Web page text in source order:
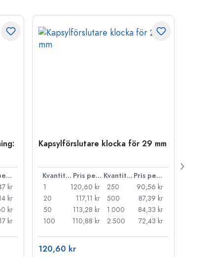
Pris per styck
kr
kr
kr
kr
Kapsylförslutare klocka för 29 mm
Kvantitet Pris per styck Kvantitet
Pris per styck
1
120,60 kr
20
117,11 kr
50
113,28 kr
100
110,88 kr
250
90,56 kr
500
87,39 kr
1.000
84,33 kr
2.500
72,43 kr
120,60 kr